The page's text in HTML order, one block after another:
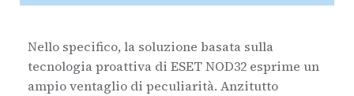
Nello specifico, la soluzione basata sulla
tecnologia proattiva di ESET NOD32 esprime un
ampio ventaglio di peculiarità. Anzitutto